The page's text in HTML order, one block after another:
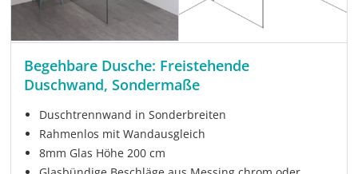
Begehbare Dusche: Freistehende
Duschwand, Sondermaße
Duschtrennwand in Sonderbreiten
Rahmenlos mit Wandausgleich
8mm Glas Höhe 200 cm